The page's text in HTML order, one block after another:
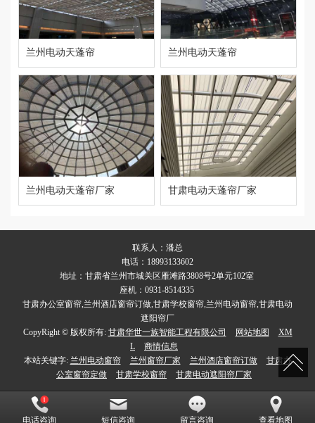
兰州电动天蓬帘 兰州电动天蓬帘
兰州电动天蓬帘厂家 甘肃电动天蓬帘厂家
联系人：潘总
电话：18993133602
地址：甘肃省兰州市城关区雁滩路3808号2单元102室
座机：0931-8514335
甘肃办公室窗帘,兰州酒店窗帘订做,甘肃学校窗帘,兰州电动窗帘,甘肃电动
遮阳帘厂
CopyRight © 版权所有: 甘肃华世一族智能工程有限公司 网站地图
XM
L
商情信息
本站关键字: 兰州电动窗帘 兰州窗帘厂家 兰州酒店窗帘订做
甘肃办
公室窗帘定做
甘肃学校窗帘 甘肃电动遮阳帘厂家
电话咨询 短信咨询 留言咨询 查看地图